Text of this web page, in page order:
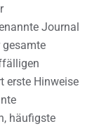
Journal
gesamte
erste Hinweise
häufigste